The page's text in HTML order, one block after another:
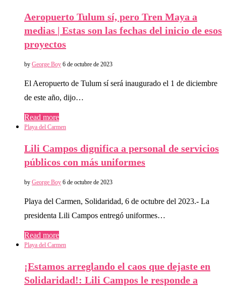
Aeropuerto Tulum sí, pero Tren Maya a
medias | Estas son las fechas del inicio de esos
proyectos
by George Boy 6 de octubre de 2023
El Aeropuerto de Tulum sí será inaugurado el 1 de diciembre
de este año, dijo…
Read more
Playa del Carmen
Lili Campos dignifica a personal de servicios
públicos con más uniformes
by George Boy 6 de octubre de 2023
Playa del Carmen, Solidaridad, 6 de octubre del 2023.- La
presidenta Lili Campos entregó uniformes…
Read more
Playa del Carmen
¡Estamos arreglando el caos que dejaste en
Solidaridad!: Lili Campos le responde a